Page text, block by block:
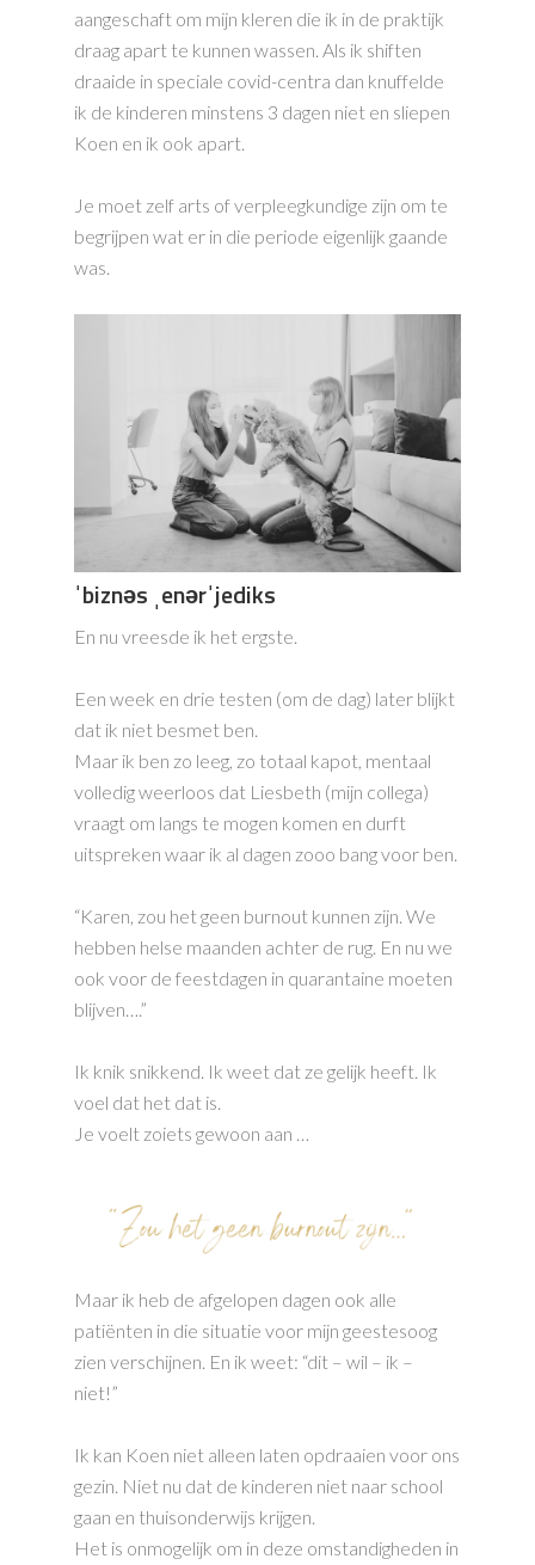
aangeschaft om mijn kleren die ik in de praktijk
draag apart te kunnen wassen. Als ik shiften
draaide in speciale covid-centra dan knuffelde
ik de kinderen minstens 3 dagen niet en sliepen
Koen en ik ook apart.
Je moet zelf arts of verpleegkundige zijn om te
begrijpen wat er in die periode eigenlijk gaande
was.
ˈbiznəs ˌenərˈjediks
En nu vreesde ik het ergste.
Een week en drie testen (om de dag) later blijkt
dat ik niet besmet ben.
Maar ik ben zo leeg, zo totaal kapot, mentaal
volledig weerloos dat Liesbeth (mijn collega)
vraagt om langs te mogen komen en durft
uitspreken waar ik al dagen zooo bang voor ben.
“Karen, zou het geen burnout kunnen zijn. We
hebben helse maanden achter de rug. En nu we
ook voor de feestdagen in quarantaine moeten
blijven….”
Ik knik snikkend. Ik weet dat ze gelijk heeft. Ik
voel dat het dat is.
Je voelt zoiets gewoon aan …
Maar ik heb de afgelopen dagen ook alle
patiënten in die situatie voor mijn geestesoog
zien verschijnen. En ik weet: “dit – wil – ik –
niet!”
Ik kan Koen niet alleen laten opdraaien voor ons
gezin. Niet nu dat de kinderen niet naar school
gaan en thuisonderwijs krijgen.
Het is onmogelijk om in deze omstandigheden in